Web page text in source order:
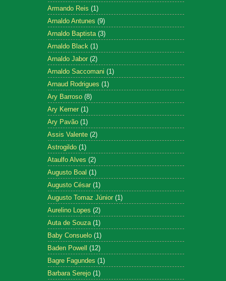
Armando Reis (1)
Arnaldo Antunes (9)
Arnaldo Baptista (3)
Arnaldo Black (1)
Arnaldo Jabor (2)
Arnaldo Saccomani (1)
Arnaud Rodrigues (1)
Ary Barroso (8)
Ary Kerner (1)
Ary Pavão (1)
Assis Valente (2)
Astrogildo (1)
Ataulfo Alves (2)
Augusto Boal (1)
Augusto César (1)
Augusto Tomaz Júnior (1)
Aurelino Lopes (2)
Auta de Souza (1)
Baby Consuelo (1)
Baden Powell (12)
Bagre Fagundes (1)
Barbara Serejo (1)